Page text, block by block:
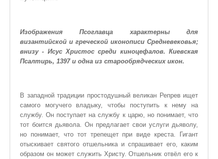
Изображения Псоглавца характерны для
византийской и греческой иконописи Средневековья;
внизу - Исус Христос среди киноцефалов. Киевская
Псалтирь, 1397 и одна из старообрядческих икон.
В западной традиции простодушный великан Репрев ищет
самого могучего владыку, чтобы поступить к нему на
службу. Он поступает на службу к царю, но понимает, что
тот боится дьявола. Он предлагает свои услуги дьяволу,
но понимает, что тот трепещет при виде креста. Гигант
отыскивает святого отшельника и спрашивает его, каким
образом он может служить Христу. Отшельник отвёл его к